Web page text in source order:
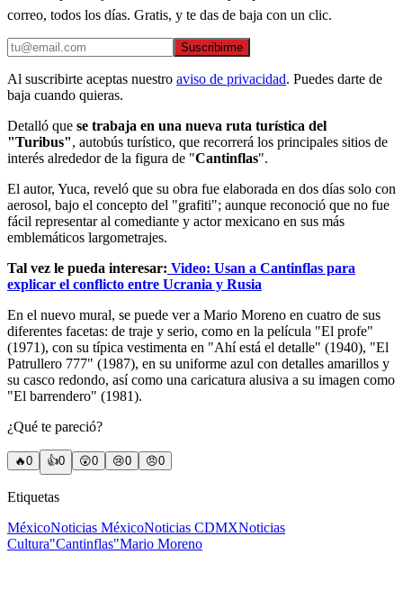
correo, todos los días. Gratis, y te das de baja con un clic.
Suscribirme
Al suscribirte aceptas nuestro aviso de privacidad. Puedes darte de
baja cuando quieras.
Detalló que se trabaja en una nueva ruta turística del
"Turibus", autobús turístico, que recorrerá los principales sitios de
interés alrededor de la figura de "Cantinflas".
El autor, Yuca, reveló que su obra fue elaborada en dos días solo con
aerosol, bajo el concepto del "grafiti"; aunque reconoció que no fue
fácil representar al comediante y actor mexicano en sus más
emblemáticos largometrajes.
Tal vez le pueda interesar: Video: Usan a Cantinflas para
explicar el conflicto entre Ucrania y Rusia
En el nuevo mural, se puede ver a Mario Moreno en cuatro de sus
diferentes facetas: de traje y serio, como en la película "El profe"
(1971), con su típica vestimenta en "Ahí está el detalle" (1940), "El
Patrullero 777" (1987), en su uniforme azul con detalles amarillos y
su casco redondo, así como una caricatura alusiva a su imagen como
"El barrendero" (1981).
¿Qué te pareció?
🔥0 👍0 😲0 😢0 😠0
Etiquetas
MéxicoNoticias MéxicoNoticias CDMXNoticias
Cultura"Cantinflas"Mario Moreno